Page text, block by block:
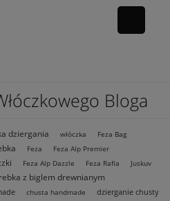
Bloga
dziergania włóczka Feza Bag
Feza Feza Alp Premier
Feza Alp Dazzle Feza Rafia
Juskuv
z biglem drewnianym
chusta handmade dzierganie chusty